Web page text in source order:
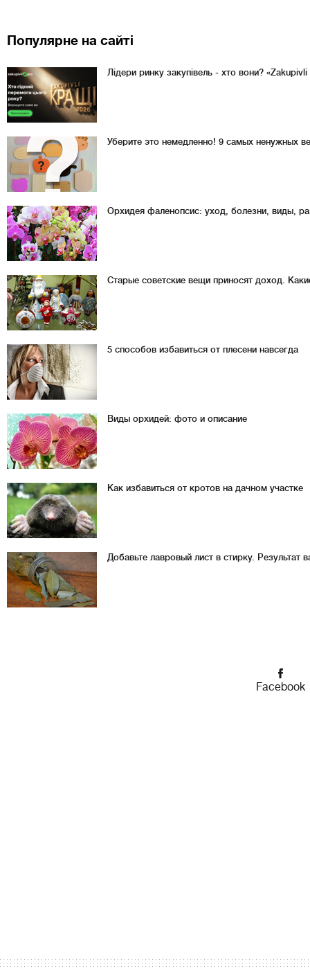
Популярне на сайті
Лідери ринку закупівель - хто вони?
Уберите это немедленно! 9 самых ненужных
Орхидея фаленопсис: уход, болезни, виды,
Старые советские вещи приносят доход.
5 способов избавиться от плесени навсегда
Виды орхидей: фото и описание
Как избавиться от кротов на дачном участке
Добавьте лавровый лист в стирку. Результат
Facebook